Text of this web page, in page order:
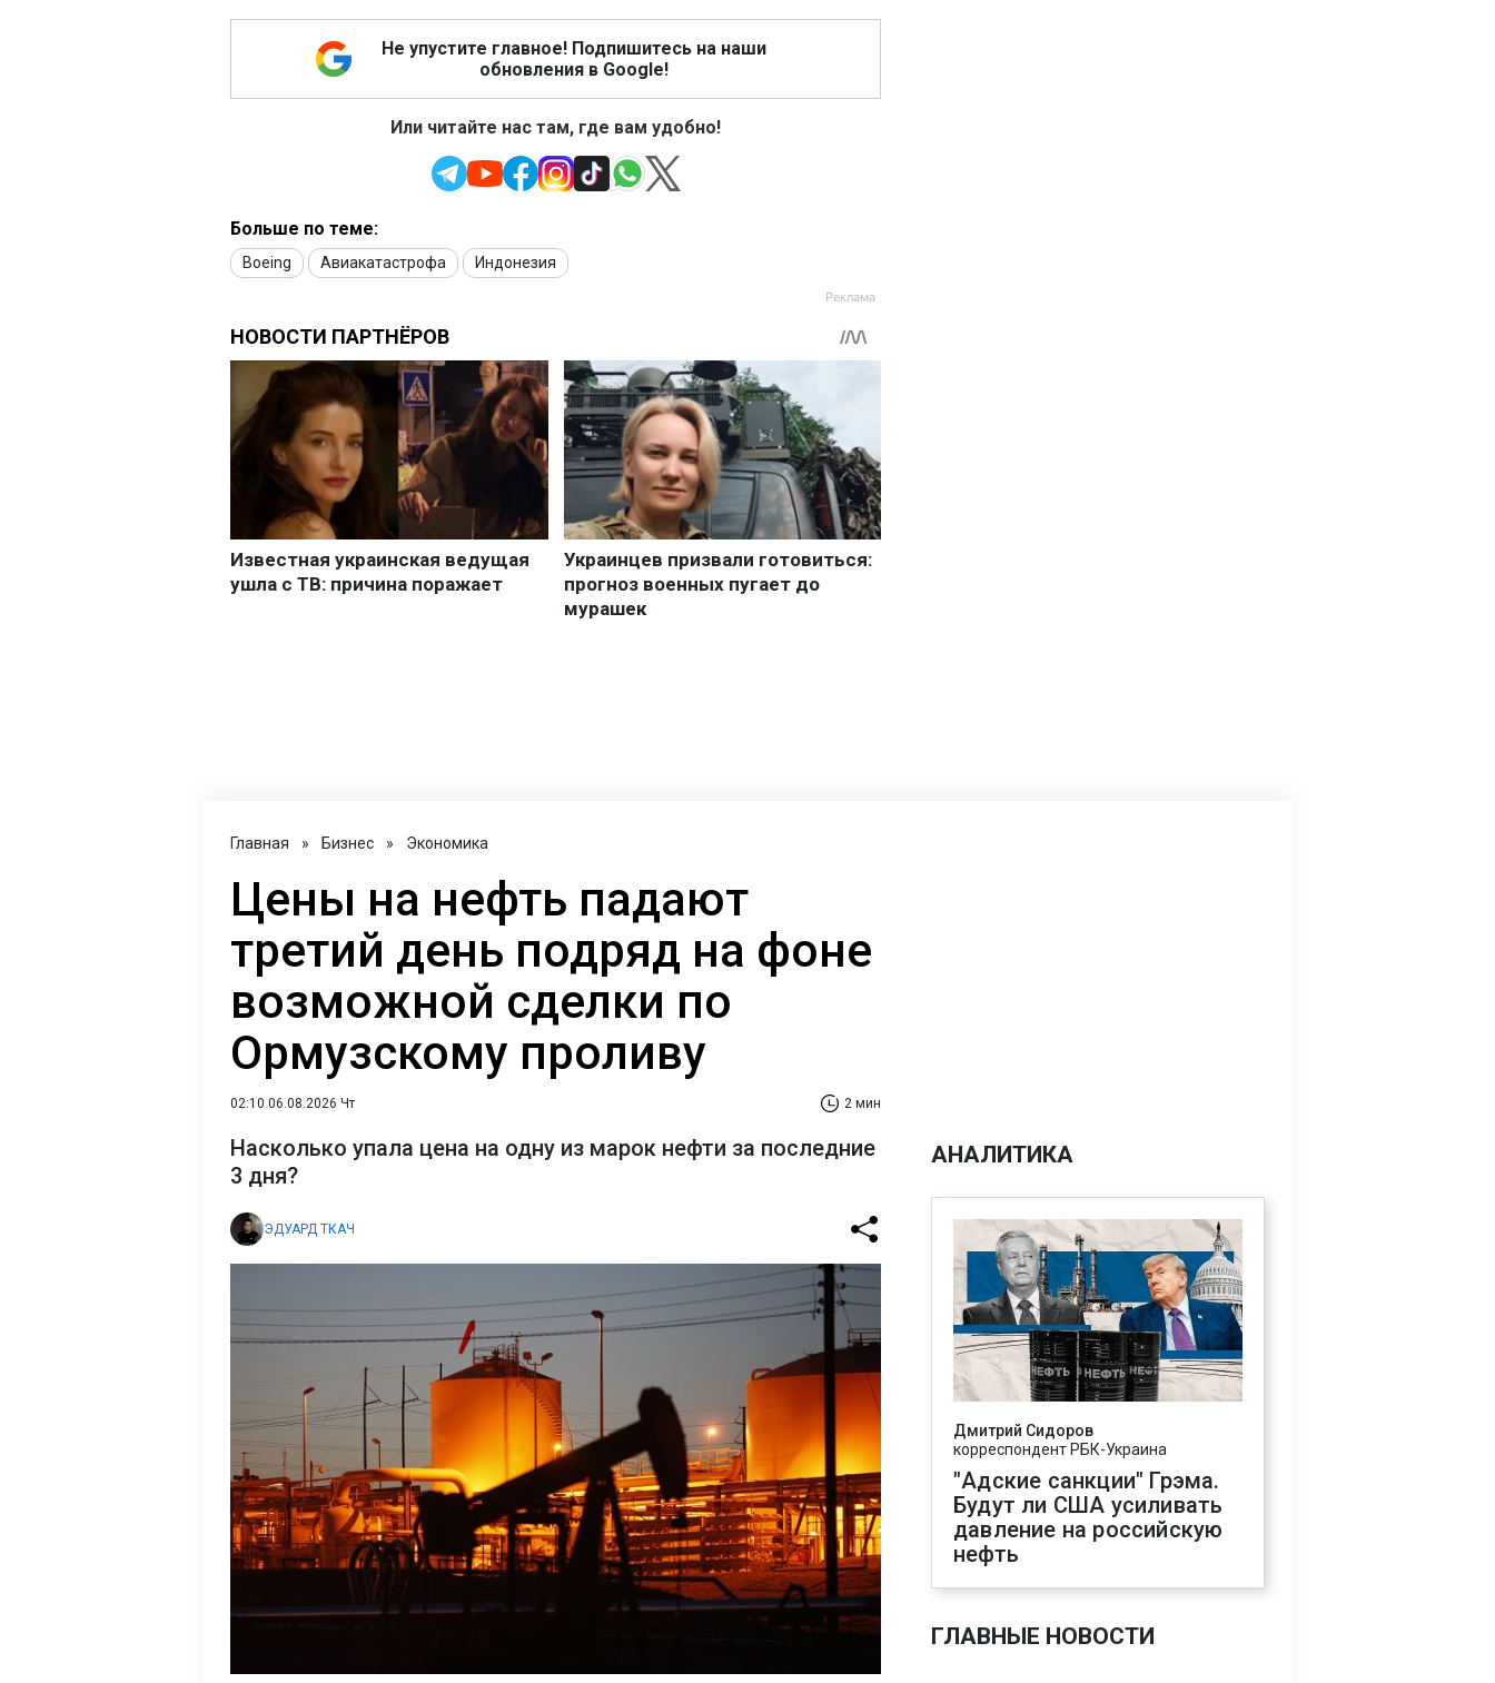
Не упустите главное! Подпишитесь на наши
обновления в Google!
Или читайте нас там, где вам удобно!
Больше по теме:
Boeing Авиакатастрофа Индонезия
Главная » Бизнес » Экономика
Цены на нефть падают
третий день подряд на фоне
возможной сделки по
Ормузскому проливу
02:10 06.08.2026 Чт 2 мин
Насколько упала цена на одну из марок нефти за последние
3 дня?
ЭДУАРД ТКАЧ
АНАЛИТИКА
Дмитрий Сидоров
корреспондент РБК-Украина
"Адские санкции" Грэма.
Будут ли США усиливать
давление на российскую
нефть
ГЛАВНЫЕ НОВОСТИ